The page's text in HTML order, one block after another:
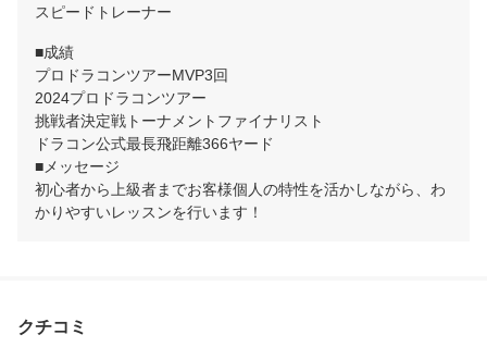
スピードトレーナー
■成績
プロドラコンツアーMVP3回
2024プロドラコンツアー
挑戦者決定戦トーナメントファイナリスト
ドラコン公式最長飛距離366ヤード
■メッセージ
初心者から上級者までお客様個人の特性を活かしながら、わ
かりやすいレッスンを行います！
クチコミ